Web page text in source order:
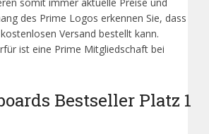
des Prime Logos erkennen Sie, dass
Versand bestellt kann.
ist eine Prime Mitgliedschaft bei
Bestseller Platz 1